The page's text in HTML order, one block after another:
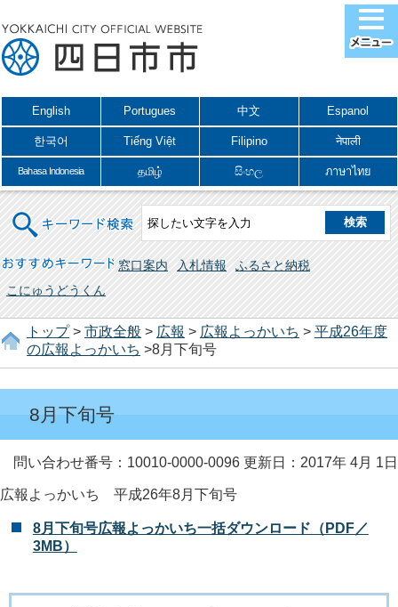
English Portugues 中文 Espanol
한국어 Tiếng Việt Filipino नेपाली
Bahasa Indonesia தமிழ் සිංහල ภาษาไทย
キーワード検索
おすすめキーワード 窓口案内 入札情報
ふるさと納税
こにゅうどうくん
トップ> 市政全般 > 広報 > 広報よっかいち > 平成26年度
の広報よっかいち >8月下旬号
8月下旬号
問い合わせ番号：10010-0000-0096 更新日：2017年 4月 1日
広報よっかいち 平成26年8月下旬号
8月下旬号広報よっかいち一括ダウンロード（PDF／
3MB）